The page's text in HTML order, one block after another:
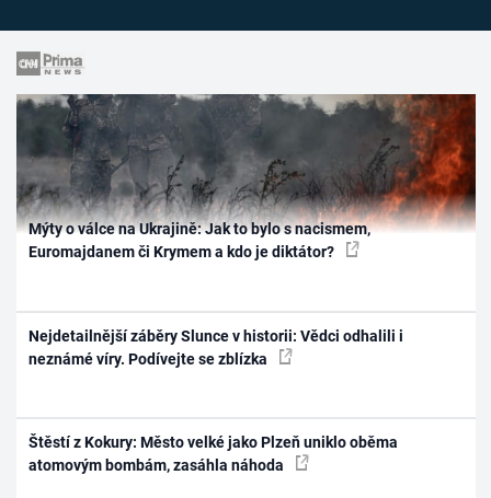
Mýty o válce na Ukrajině: Jak to bylo s nacismem,
Euromajdanem či Krymem a kdo je diktátor?
Nejdetailnější záběry Slunce v historii: Vědci odhalili i
neznámé víry. Podívejte se zblízka
Štěstí z Kokury: Město velké jako Plzeň uniklo oběma
atomovým bombám, zasáhla náhoda